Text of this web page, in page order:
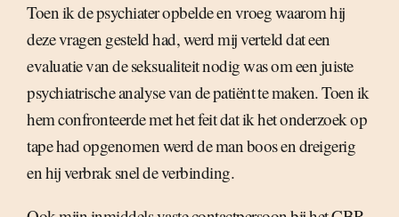
Toen ik de psychiater opbelde en vroeg waarom hij
deze vragen gesteld had, werd mij verteld dat een
evaluatie van de seksualiteit nodig was om een juiste
psychiatrische analyse van de patiënt te maken. Toen ik
hem confronteerde met het feit dat ik het onderzoek op
tape had opgenomen werd de man boos en dreigerig
en hij verbrak snel de verbinding.